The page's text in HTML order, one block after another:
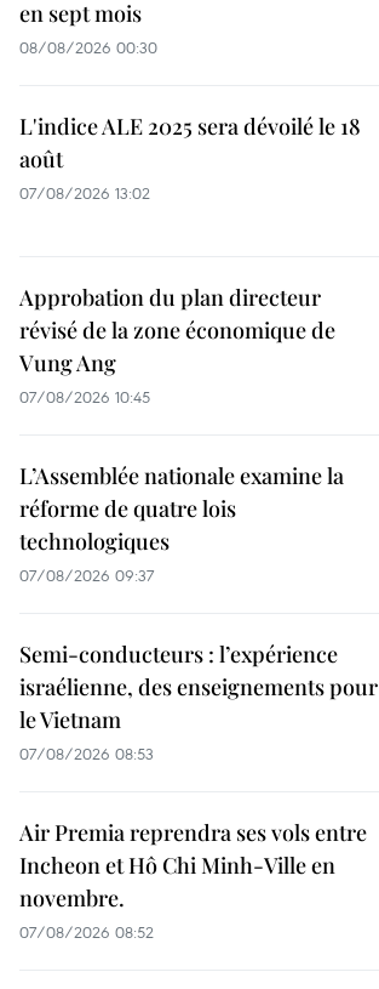
en sept mois
08/08/2026 00:30
L'indice ALE 2025 sera dévoilé le 18
août
07/08/2026 13:02
Approbation du plan directeur
révisé de la zone économique de
Vung Ang
07/08/2026 10:45
L’Assemblée nationale examine la
réforme de quatre lois
technologiques
07/08/2026 09:37
Semi-conducteurs : l’expérience
israélienne, des enseignements pour
le Vietnam
07/08/2026 08:53
Air Premia reprendra ses vols entre
Incheon et Hô Chi Minh-Ville en
novembre.
07/08/2026 08:52